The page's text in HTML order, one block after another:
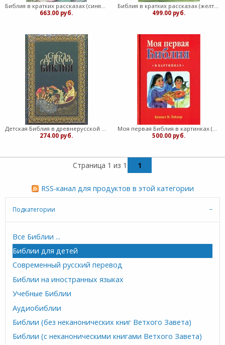
Библия в кратких рассказах (синяя) (Твердый)
663.00 руб.
Библия в кратких рассказах (желтая) (Твердый)
499.00 руб.
Детская Библия в древнерусской традиции (Твердый)
274.00 руб.
Моя первая Библия в картинках (Мягкий)
500.00 руб.
Страница 1 из 1 1
RSS-канал для продуктов в этой категории
Подкатегории
Все Библии ...
Библии для детей
Современный русский перевод
Библии на иностранных языках
Учебные Библии
Аудиобиблии
Библии (без неканонических книг Ветхого Завета)
Библии (с неканоническими книгами Ветхого Завета)